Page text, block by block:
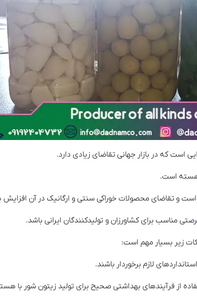
که در بازار جهانی تقاضای زیادی دارد.
هسته است.
است و تقاضای محصولات خوراکی سنتی و ارگانیک در آن افزایش
مناسب برای کشاورزان و تولیدکنندگان ایرانی باشد.
زیر بسیار مهم است:
لازم برخوردار باشند.
از فرآیندهای بهداشتی صحیح برای تولید زیتون شور با